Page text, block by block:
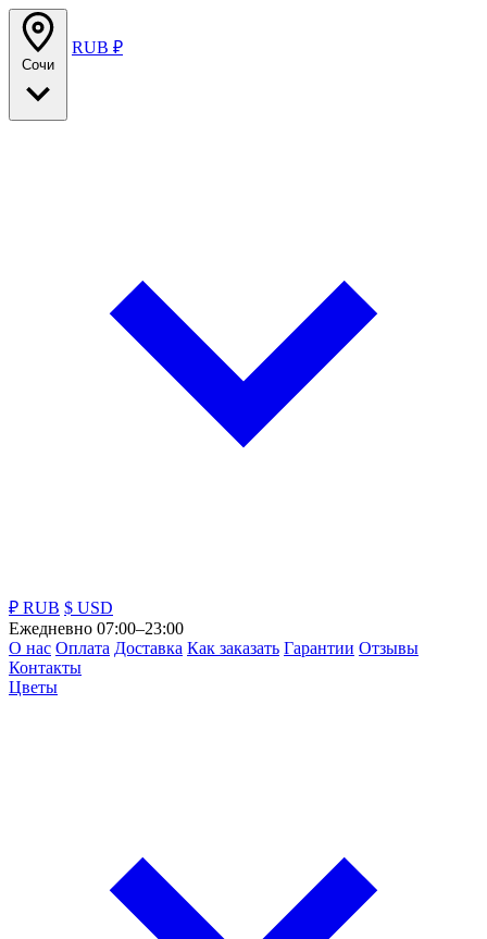
Сочи
RUB ₽
₽ RUB $ USD
Ежедневно 07:00–23:00
О нас Оплата Доставка Как заказать Гарантии Отзывы
Контакты
Цветы